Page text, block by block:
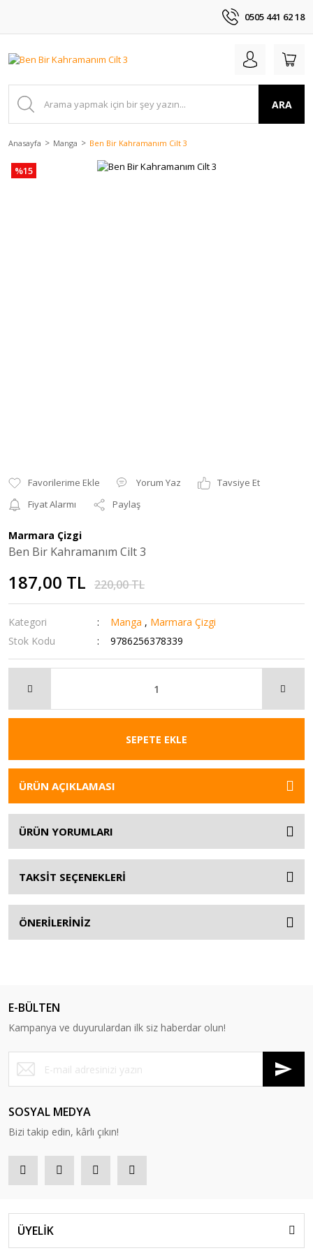
0505 441 62 18
ARA
Anasayfa Manga Ben Bir Kahramanım Cilt 3
%15
Yorum Yaz
Tavsiye Et
Fiyat Alarmı
Paylaş
Marmara Çizgi
Ben Bir Kahramanım Cilt 3
187,00 TL 220,00 TL
Kategori Manga , Marmara Çizgi
Stok Kodu
9786256378339
SEPETE EKLE
ÜRÜN AÇIKLAMASI
ÜRÜN YORUMLARI
TAKSİT SEÇENEKLERİ
ÖNERİLERİNİZ
E-BÜLTEN
Kampanya ve duyurulardan ilk siz haberdar olun!
SOSYAL MEDYA
Bizi takip edin, kârlı çıkın!
ÜYELİK